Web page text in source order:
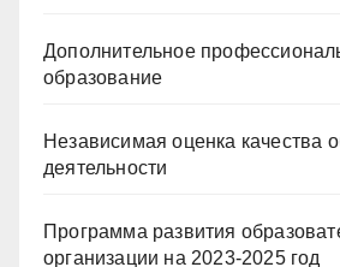
Дополнительное
образование
Независимая оценка качества
деятельности
Программа развития
организации на 2023-2025 год